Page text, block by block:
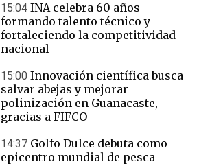
15:04 INA celebra 60 años
formando talento técnico y
fortaleciendo la competitividad
nacional
15:00 Innovación científica busca
salvar abejas y mejorar
polinización en Guanacaste,
gracias a FIFCO
14:37 Golfo Dulce debuta como
epicentro mundial de pesca